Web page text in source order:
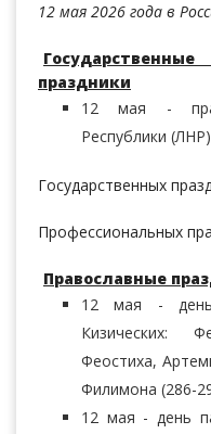
12 мая 2026 года в
праздники
12 мая -
Республики
Государственных
Профессиональных
Православные
12 мая - день
Кизических:
Феостиха,
Филимона (286-
12 мая - день